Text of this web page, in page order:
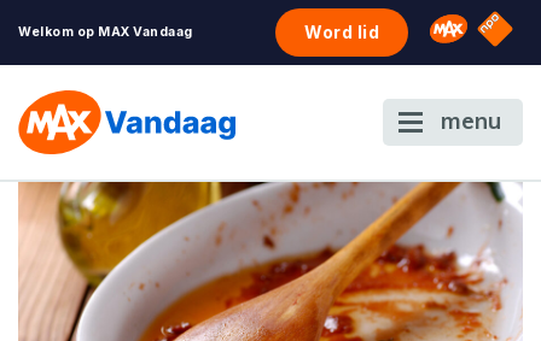
Welkom op MAX Vandaag Word lid Omroep
NPO
menu